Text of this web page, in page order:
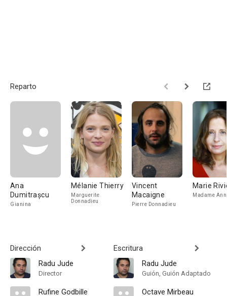
Reparto
Ana
Dumitrașcu
Gianina
Mélanie Thierry
Marguerite
Donnadieu
Vincent
Macaigne
Pierre Donnadieu
Marie
Madame
Dirección
Radu Jude
Director
Rufine Godbille
Escritura
Radu Jude
Guión, Guión Adaptado
Octave Mirbeau